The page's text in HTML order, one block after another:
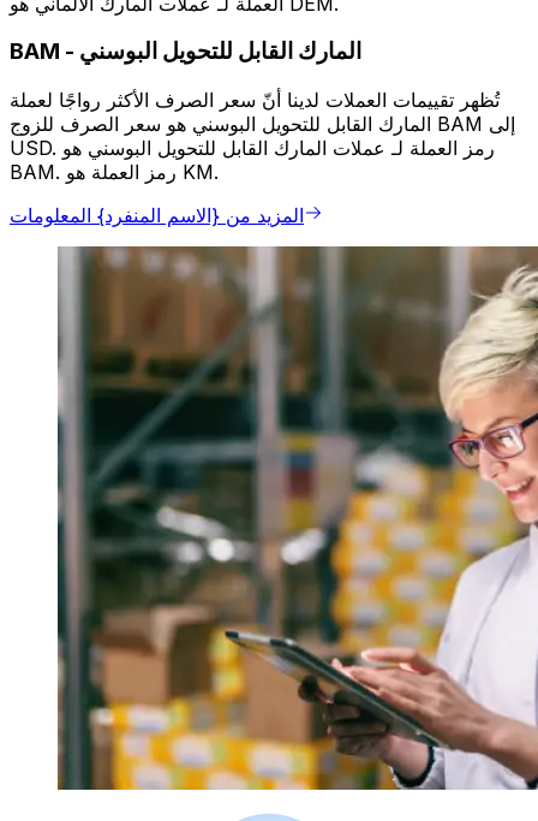
BAM - المارك القابل للتحويل البوسني
تُظهر تقييمات العملات لدينا أنّ سعر الصرف الأكثر رواجًا لعملة
المارك القابل للتحويل البوسني هو سعر الصرف للزوج BAM إلى
USD. رمز العملة لـ عملات المارك القابل للتحويل البوسني هو
BAM. رمز العملة هو KM.
المزيد من {الاسم المنفرد} المعلومات